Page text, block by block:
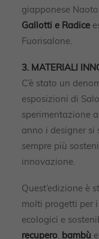
giapponese
Gallotti e Radice
Fuorisalone.
3. MATERIALI
C’è stato un
esposizioni di
sperimentazione
anno i designer
sempre più
innovazione.
Quest’edizione è
molti progetti per
ecologici e
recupero, bambù e